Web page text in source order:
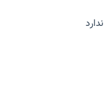
ندارد